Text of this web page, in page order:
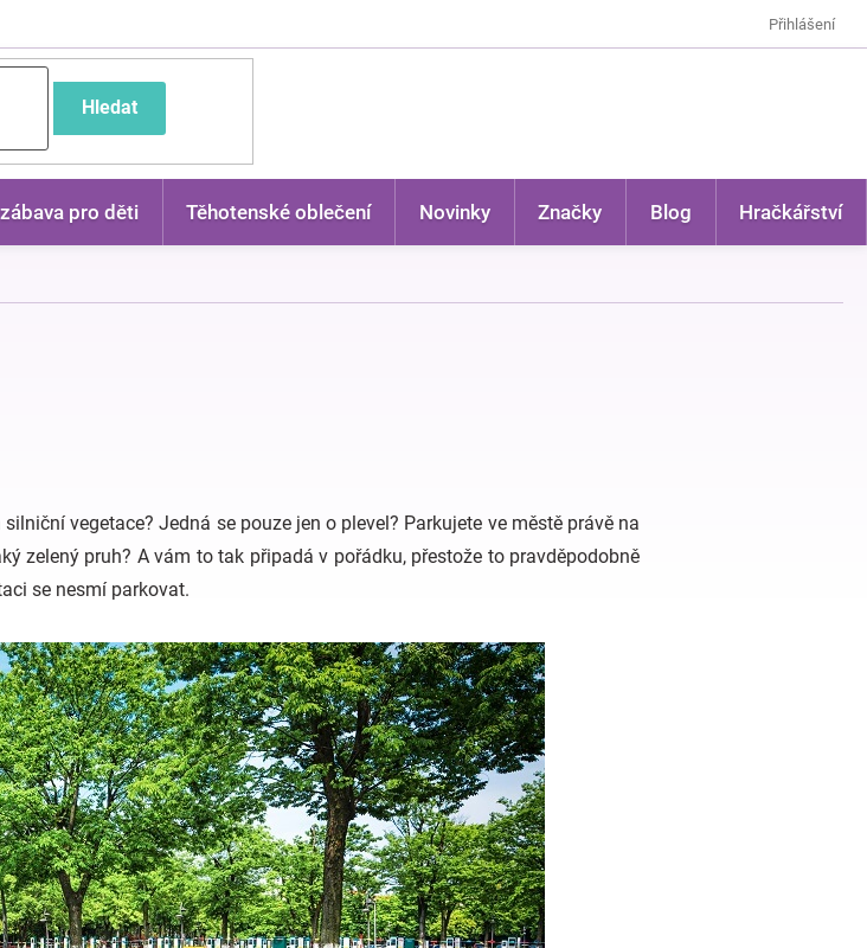
Přihlášení
Hledat
pro děti Těhotenské oblečení Novinky Značky Blog Hračkářství
vegetace? Jedná se pouze jen o plevel? Parkujete ve městě právě na
zelený pruh? A vám to tak připadá v pořádku, přestože to pravděpodobně
se nesmí parkovat.